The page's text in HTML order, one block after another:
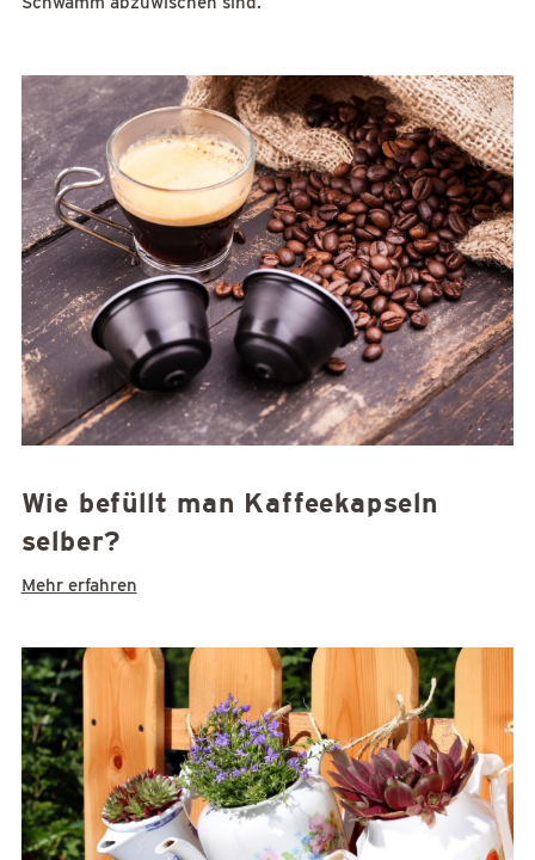
Wie befüllt man Kaffeekapseln
selber?
Mehr erfahren